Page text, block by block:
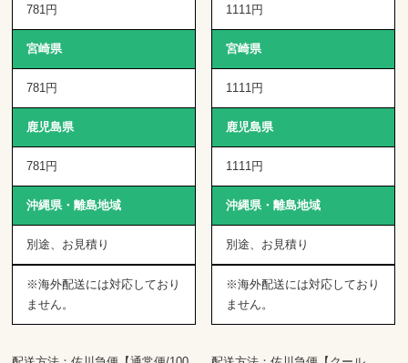
781円
宮崎県
781円
鹿児島県
781円
沖縄県・離島地域
別途、お見積り
※海外配送には対応しており
ません。
1111円
宮崎県
1111円
鹿児島県
1111円
沖縄県・離島地域
別途、お見積り
※海外配送には対応しており
ません。